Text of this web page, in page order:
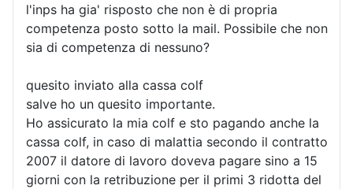
l'inps ha gia' risposto che non è di propria
competenza posto sotto la mail. Possibile che non
sia di competenza di nessuno?
quesito inviato alla cassa colf
salve ho un quesito importante.
Ho assicurato la mia colf e sto pagando anche la
cassa colf, in caso di malattia secondo il contratto
2007 il datore di lavoro doveva pagare sino a 15
giorni con la retribuzione per il primi 3 ridotta del